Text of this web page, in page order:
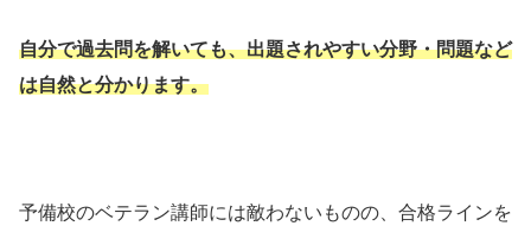
自分で過去問を解いても、出題されやすい分野・問題など
は自然と分かります。
予備校のベテラン講師には敵わないものの、合格ラインを